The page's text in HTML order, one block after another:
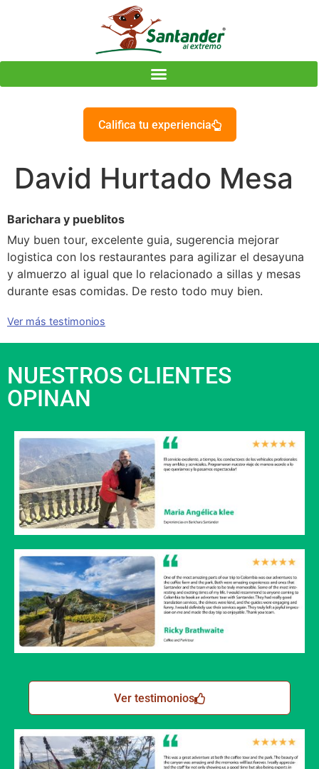
Califica tu experiencia
David Hurtado Mesa
Barichara y pueblitos
Muy buen tour, excelente guia, sugerencia mejorar
logistica con los restaurantes para agilizar el desayuna
y almuerzo al igual que lo relacionado a sillas y mesas
durante esas comidas. De resto todo muy bien.
Ver más testimonios
NUESTROS CLIENTES
OPINAN
Ver testimonios